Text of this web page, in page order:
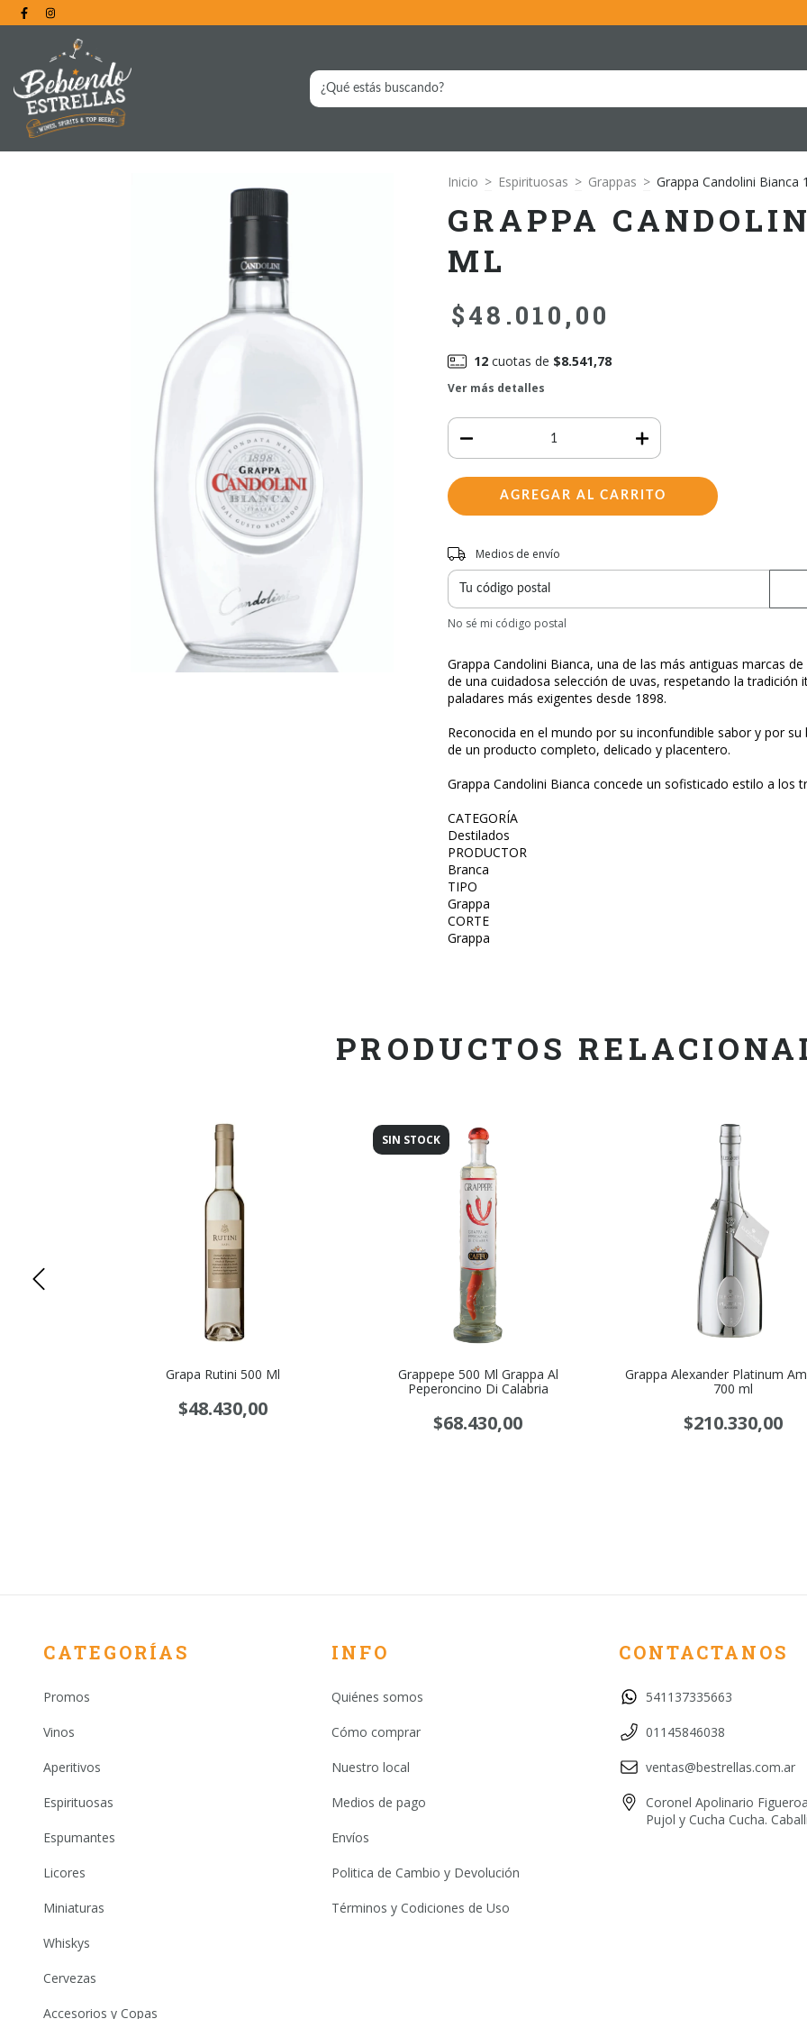
Inicio > Espirituosas > Grappas > Grappa Candolini Bianca
GRAPPA
ML
$48.010,00
12cuotas de $8.541,78
Ver más detalles
Entregas para el CP:
Medios de envío
No sé mi código postal
Grappa Candolini Bianca, una de las más antiguas marcas
de una cuidadosa selección de uvas, respetando la
paladares más exigentes desde 1898.
Reconocida en el mundo por su inconfundible sabor y por
de un producto completo, delicado y placentero.
Grappa Candolini Bianca concede un sofisticado estilo a los
CATEGORÍA
Destilados
PRODUCTOR
Branca
TIPO
Grappa
CORTE
Grappa
PRODUCTOS
Grapa Rutini 500 Ml
$48.430,00
SIN STOCK
Grappepe 500 Ml Grappa Al
Peperoncino Di Calabria
$68.430,00
Grappa Alexander Platinum
700 ml
$210.330,00
CATEGORÍAS
Promos
Vinos
Aperitivos
Espirituosas
Espumantes
Licores
Miniaturas
Whiskys
Cervezas
Accesorios y Copas
INFO
Quiénes somos
Cómo comprar
Nuestro local
Medios de pago
Envíos
Politica de Cambio y Devolución
Términos y Codiciones de Uso
CONTACTANOS
541137335663
01145846038
ventas@bestrellas.com.ar
Coronel Apolinario
Pujol y Cucha Cucha.